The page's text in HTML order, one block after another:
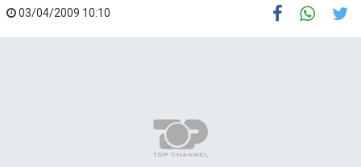
03/04/2009 10:10